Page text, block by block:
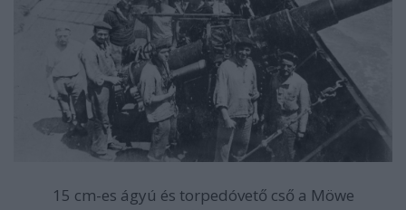
15 cm-es ágyú és torpedóvető cső a Möwe